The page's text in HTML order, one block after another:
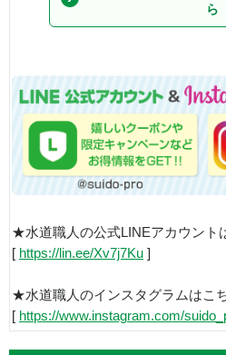
ら
★水道職人の公式LINEアカウント
[ https://lin.ee/Xv7j7Ku ]
★水道職人のインスタグラムはこ
[ https://www.instagram.com/